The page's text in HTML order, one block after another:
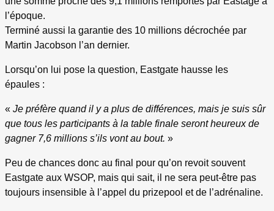
l’époque.
Terminé aussi la garantie des 10 millions décrochée par
Martin Jacobson l’an dernier.
Lorsqu’on lui pose la question, Eastgate hausse les
épaules :
« Je préfère quand il y a plus de différences, mais je suis sûr
que tous les participants à la table finale seront heureux de
gagner 7,6 millions s’ils vont au bout. »
Peu de chances donc au final pour qu’on revoit souvent
Eastgate aux WSOP, mais qui sait, il ne sera peut-être pas
toujours insensible à l’appel du prizepool et de l’adrénaline.